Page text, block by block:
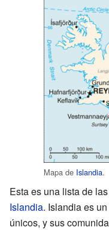
Mapa de Islandia.
Esta es una lista de
Islandia. Islandia es
únicos, y sus